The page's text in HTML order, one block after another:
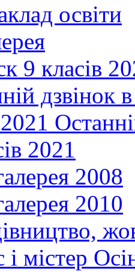
освіти
9 класів
дзвінок
2021
2008
2010
і містер